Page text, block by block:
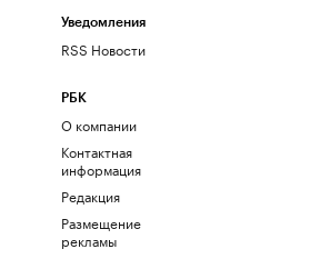
Уведомления
RSS Новости
РБК
О компании
Контактная
информация
Редакция
Размещение
рекламы